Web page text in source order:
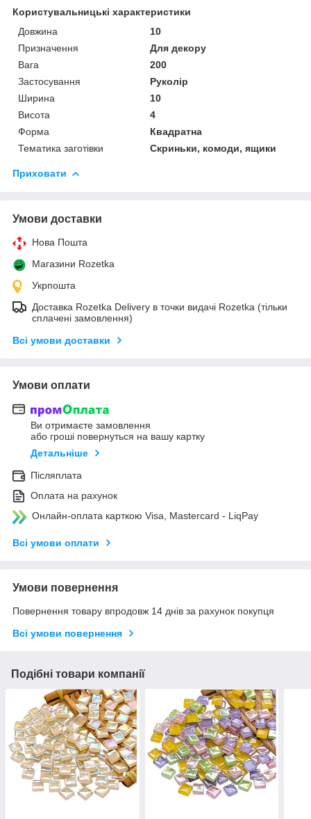
Користувальницькі характеристики
Довжина
10
Призначення
Для декору
Вага
200
Застосування
Руколір
Ширина
10
Висота
4
Форма
Квадратна
Тематика заготівки
Скриньки, комоди, ящики
Приховати
Умови доставки
Нова Пошта
Магазини Rozetka
Укрпошта
Доставка Rozetka Delivery в точки видачі Rozetka (тільки
сплачені замовлення)
Всі умови доставки
Умови оплати
Ви отримаєте замовлення
або гроші повернуться на вашу картку
Детальніше
Післяплата
Оплата на рахунок
Онлайн-оплата карткою Visa, Mastercard - LiqPay
Всі умови оплати
Умови повернення
Повернення товару впродовж 14 днів за рахунок покупця
Всі умови повернення
Подібні товари компанії